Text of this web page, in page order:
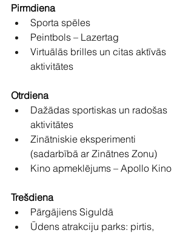
Pirmdiena
Sporta spēles
Peintbols – Lazertag
Virtuālās brilles un citas aktīvās
aktivitātes
Otrdiena
Dažādas sportiskas un radošas
aktivitātes
Zinātniskie eksperimenti
(sadarbībā ar Zinātnes Zonu)
Kino apmeklējums – Apollo Kino
Trešdiena
Pārgājiens Siguldā
Ūdens atrakciju parks: pirtis,